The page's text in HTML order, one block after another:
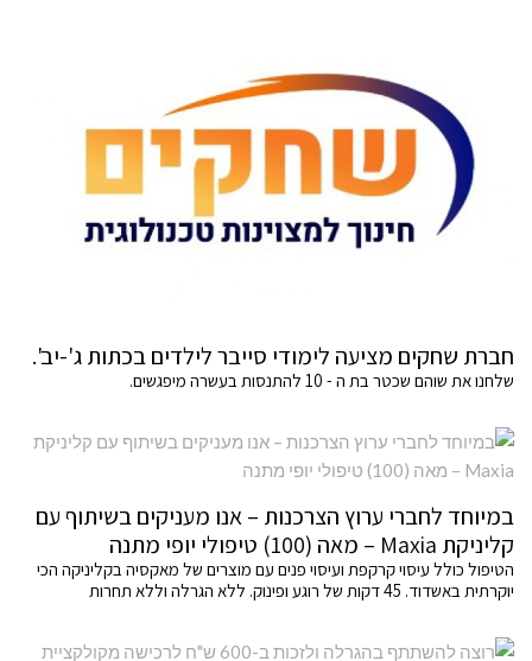
חברת שחקים מציעה לימודי סייבר לילדים בכתות ג'-יב'.
שלחנו את שוהם שכטר בת ה - 10 להתנסות בעשרה מיפגשים.
במיוחד לחברי ערוץ הצרכנות – אנו מעניקים בשיתוף עם
קליניקת Maxia – מאה (100) טיפולי יופי מתנה
הטיפול כולל עיסוי קרקפת ועיסוי פנים עם מוצרים של מאקסיה בקליניקה הכי
יוקרתית באשדוד. 45 דקות של רוגע ופינוק. ללא הגרלה וללא תחרות